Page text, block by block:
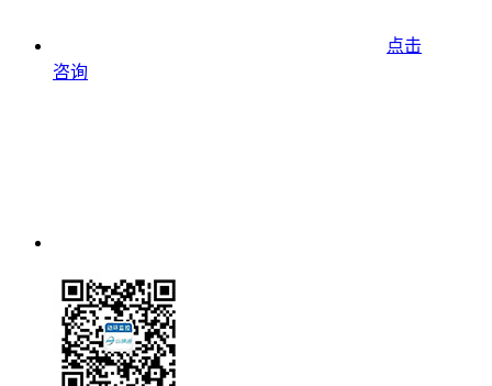
点击
咨询